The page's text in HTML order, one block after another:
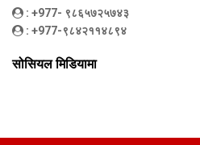
: +977- ९८६५७२५७४३
: +977-९८४२११४८९४
सोसियल मिडियामा